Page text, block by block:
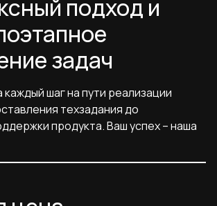
подход и
задач
шаг на пути реализации
техзадания до
продукта. Ваш успех – наша